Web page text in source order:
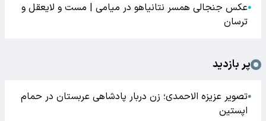
●عکس جنجالی همسر نتانیاهو در میامی | مست و لایعقل و
ترسان
پر بازدید
●تصویر عزیزه الاحمدی؛ زن دربار پادشاهی عربستان در حمام
اپستین